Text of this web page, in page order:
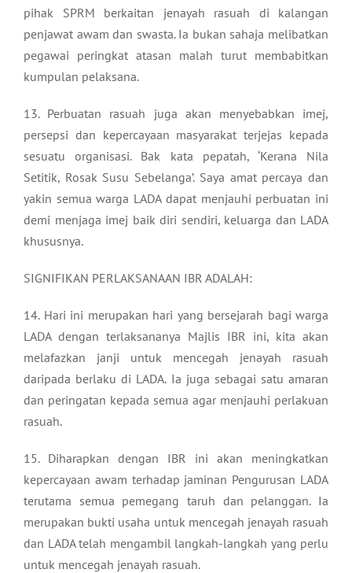
pihak SPRM berkaitan jenayah rasuah di kalangan
penjawat awam dan swasta. Ia bukan sahaja melibatkan
pegawai peringkat atasan malah turut membabitkan
kumpulan pelaksana.
13. Perbuatan rasuah juga akan menyebabkan imej,
persepsi dan kepercayaan masyarakat terjejas kepada
sesuatu organisasi. Bak kata pepatah, ‘Kerana Nila
Setitik, Rosak Susu Sebelanga’. Saya amat percaya dan
yakin semua warga LADA dapat menjauhi perbuatan ini
demi menjaga imej baik diri sendiri, keluarga dan LADA
khususnya.
SIGNIFIKAN PERLAKSANAAN IBR ADALAH:
14. Hari ini merupakan hari yang bersejarah bagi warga
LADA dengan terlaksananya Majlis IBR ini, kita akan
melafazkan janji untuk mencegah jenayah rasuah
daripada berlaku di LADA. Ia juga sebagai satu amaran
dan peringatan kepada semua agar menjauhi perlakuan
rasuah.
15. Diharapkan dengan IBR ini akan meningkatkan
kepercayaan awam terhadap jaminan Pengurusan LADA
terutama semua pemegang taruh dan pelanggan. Ia
merupakan bukti usaha untuk mencegah jenayah rasuah
dan LADA telah mengambil langkah-langkah yang perlu
untuk mencegah jenayah rasuah.